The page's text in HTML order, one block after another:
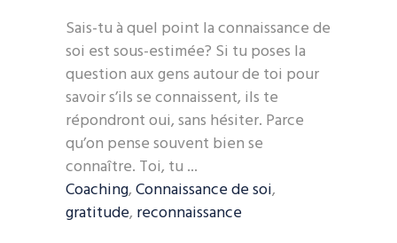
Sais-tu à quel point la connaissance de
soi est sous-estimée? Si tu poses la
question aux gens autour de toi pour
savoir s’ils se connaissent, ils te
répondront oui, sans hésiter. Parce
qu’on pense souvent bien se
connaître. Toi, tu
Coaching,Connaissance de soi,
gratitude, reconnaissance